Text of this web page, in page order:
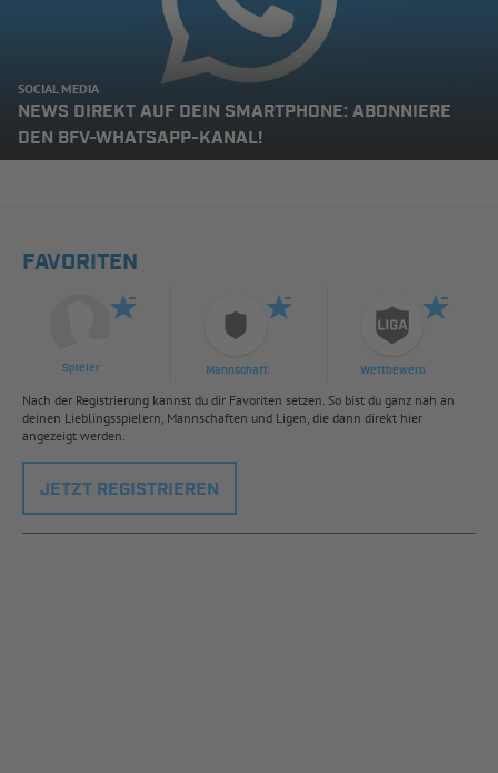
SOCIAL MEDIA
NEWS DIREKT AUF DEIN SMARTPHONE: ABONNIERE
DEN BFV-WHATSAPP-KANAL!
FAVORITEN
Spieler Mannschaft Wettbewerb
Nach der Registrierung kannst du dir Favoriten setzen. So bist du ganz nah an
deinen Lieblingsspielern, Mannschaften und Ligen, die dann direkt hier
angezeigt werden.
JETZT REGISTRIEREN